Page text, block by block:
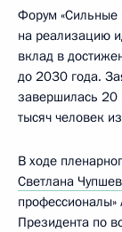
Форум «Сильные
на реализацию
вклад в
до 2030 года.
завершилась 20
тысяч человек
В ходе
Светлана
Президента по